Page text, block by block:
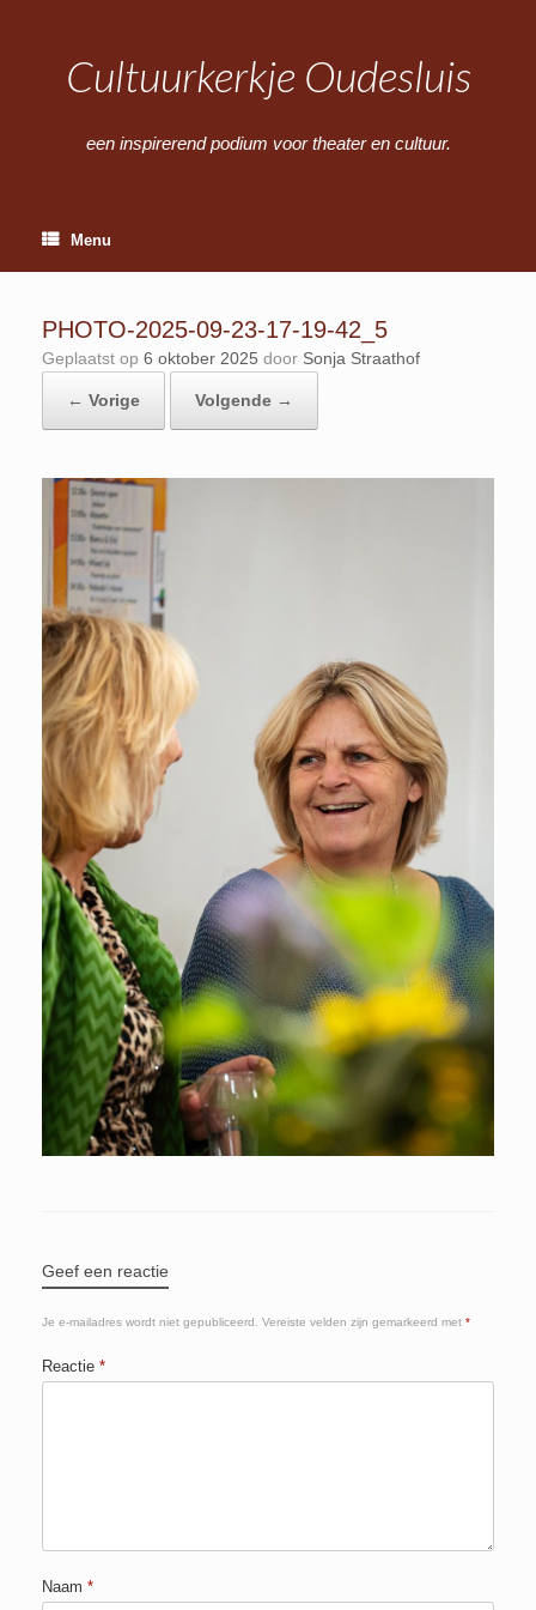
Cultuurkerkje Oudesluis
een inspirerend podium voor theater en cultuur.
Menu
PHOTO-2025-09-23-17-19-42_5
Geplaatst op 6 oktober 2025 door Sonja Straathof
← Vorige Volgende →
Geef een reactie
Je e-mailadres wordt niet gepubliceerd. Vereiste velden zijn gemarkeerd met *
Reactie *
Naam *